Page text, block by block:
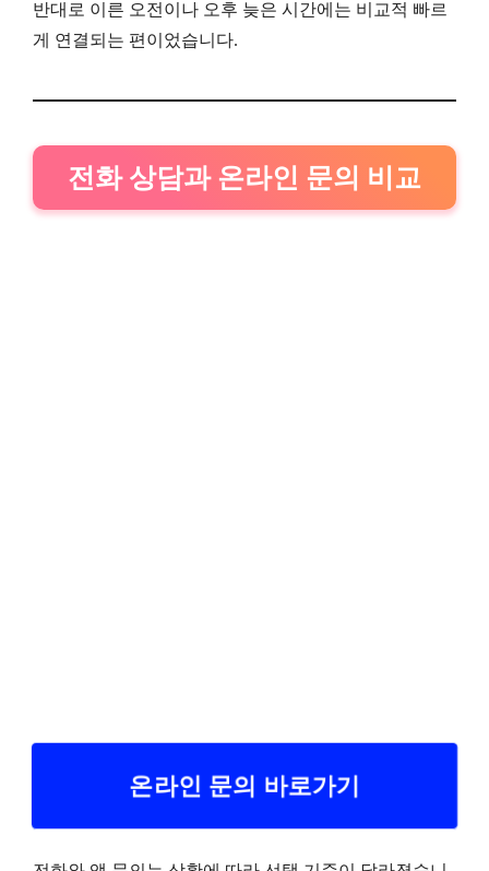
반대로 이른 오전이나 오후 늦은 시간에는 비교적 빠르
게 연결되는 편이었습니다.
전화 상담과 온라인 문의 비교
온라인 문의 바로가기